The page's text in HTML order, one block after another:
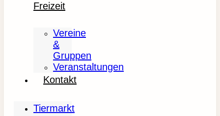
Freizeit
Vereine
&
Gruppen
Veranstaltungen
Kontakt
Tiermarkt